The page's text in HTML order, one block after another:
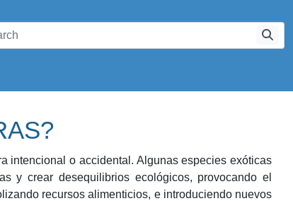
intencional o accidental. Algunas especies exóticas
y crear desequilibrios ecológicos, provocando el
recursos alimenticios, e introduciendo nuevos